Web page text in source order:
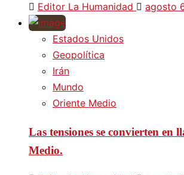
Editor La Humanidad agosto
Estados Unidos
Geopolítica
Irán
Mundo
Oriente Medio
Las tensiones se convierten en
Medio.